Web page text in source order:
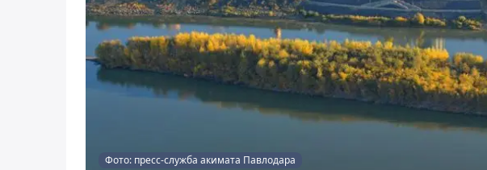
Фото: пресс-служба акимата Павлодара